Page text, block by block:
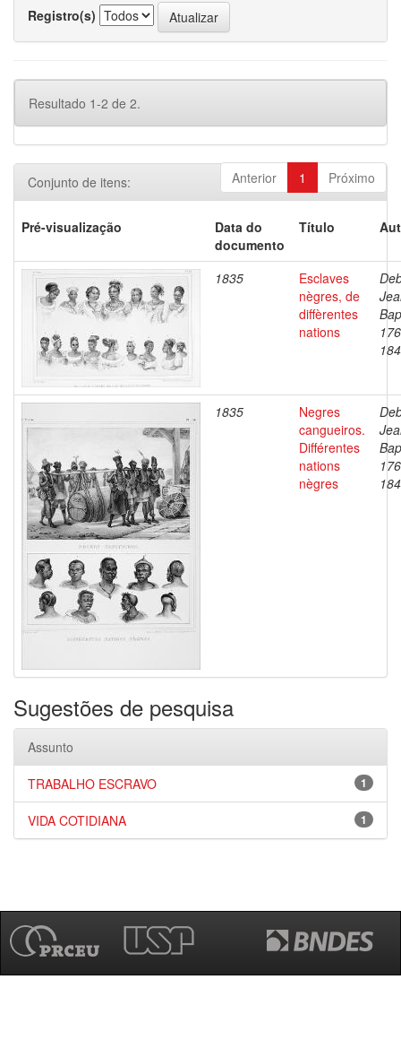
Registro(s)
Resultado 1-2 de 2.
Anterior 1 Próximo
Conjunto de itens:
Pré-visualização
Data do
documento
Título
1835
Esclaves
nègres, de
diffèrentes
nations
1835
Negres
cangueiros.
Différentes
nations
nègres
Sugestões de pesquisa
Assunto
1
TRABALHO ESCRAVO
1
VIDA COTIDIANA